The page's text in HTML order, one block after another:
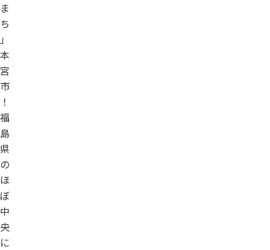
ま
ち
」
本
宮
市
！
福
島
県
の
ほ
ぼ
中
央
に